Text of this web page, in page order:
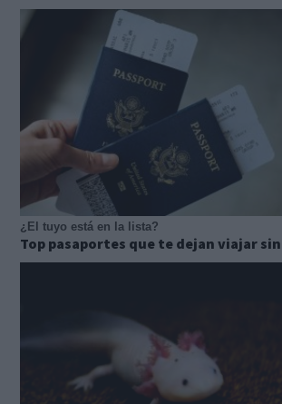
¿El tuyo está en la lista?
Top pasaportes que te dejan viajar